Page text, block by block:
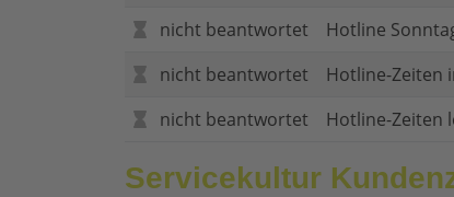
nicht beantwortet
Hotline
nicht beantwortet
Hotline-Zeiten
nicht beantwortet
Hotline-Zeiten
Servicekultur